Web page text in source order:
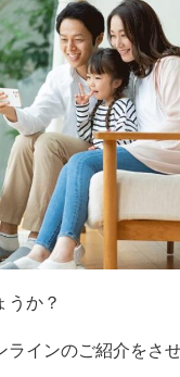
うか？
インのご紹介をさ